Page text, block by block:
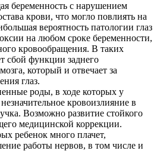
беременность с нарушением
крови, что могло повлиять на
вероятность патологии глаз
на любом сроке беременности,
кровообращения. В таких
сбой функции заднего
который и отвечает за
глаз.
роды, в ходе которых у
кровоизлияние в
Возможно развитие стойкого
медицинской коррекции.
ребенок много плачет,
работы нервов, в том числе и